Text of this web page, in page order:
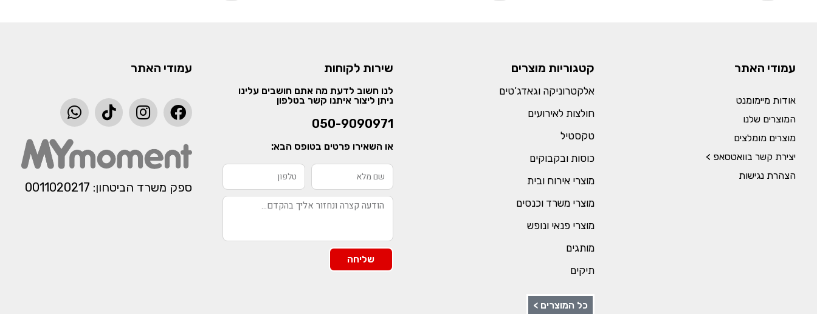
עמודי האתר
אודות מיימומנט
המוצרים שלנו
מוצרים מומלצים
יצירת קשר בוואטסאפ >
הצהרת נגישות
קטגוריות מוצרים
אלקטרוניקה וגאדג’טים
חולצות לאירועים
טקסטיל
כוסות ובקבוקים
מוצרי אירוח ובית
מוצרי משרד וכנסים
מוצרי פנאי ונופש
מותגים
תיקים
כל המוצרים >
שירות לקוחות
לנו חשוב לדעת מה אתם חושבים עלינו
ניתן ליצור איתנו קשר בטלפון
050-9090971
או השאירו פרטים בטופס הבא:
שליחה
עמודי האתר
ספק משרד הביטחון: 0011020217​​